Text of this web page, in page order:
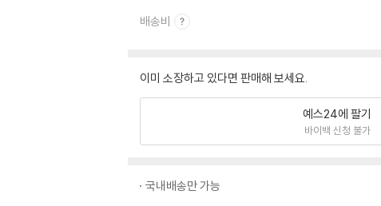
배송비
이미 소장하고 있다면 판매해 보세요.
예스24에 팔기
바이백 신청 불가
국내배송만 가능